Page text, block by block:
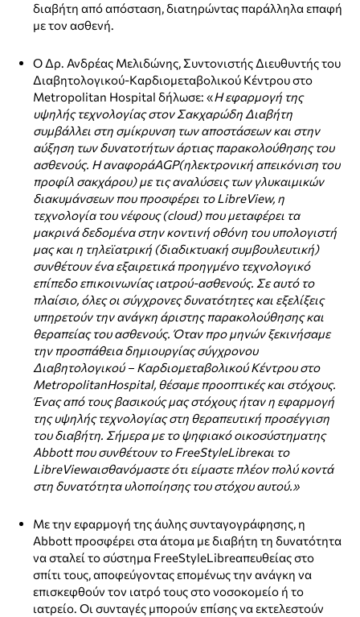
διαβήτη από απόσταση, διατηρώντας παράλληλα επαφή
με τον ασθενή.
Ο Δρ. Ανδρέας Μελιδώνης, Συντονιστής Διευθυντής του
Διαβητολογικού-Καρδιομεταβολικού Κέντρου στο
Metropolitan Hospital δήλωσε: «Η εφαρμογή της
υψηλής τεχνολογίας στον Σακχαρώδη Διαβήτη
συμβάλλει στη σμίκρυνση των αποστάσεων και στην
αύξηση των δυνατοτήτων άρτιας παρακολούθησης του
ασθενούς. Η αναφοράAGP(ηλεκτρονική απεικόνιση του
προφίλ σακχάρου) με τις αναλύσεις των γλυκαιμικών
διακυμάνσεων που προσφέρει τοLibreView, η
τεχνολογία του νέφους (cloud) που μεταφέρει τα
μακρινά δεδομένα στην κοντινή οθόνη του υπολογιστή
μας και η τηλεϊατρική (διαδικτυακή συμβουλευτική)
συνθέτουν ένα εξαιρετικά προηγμένο τεχνολογικό
επίπεδο επικοινωνίας ιατρού-ασθενούς. Σε αυτό το
πλαίσιο, όλες οι σύγχρονες δυνατότητες και εξελίξεις
υπηρετούν την ανάγκη άριστης παρακολούθησης και
θεραπείας του ασθενούς. Όταν προ μηνών ξεκινήσαμε
την προσπάθεια δημιουργίας σύγχρονου
Διαβητολογικού – Καρδιομεταβολικού Κέντρου στο
MetropolitanHospital, θέσαμε προοπτικές και στόχους.
Ένας από τους βασικούς μας στόχους ήταν η εφαρμογή
της υψηλής τεχνολογίας στη θεραπευτική προσέγγιση
του διαβήτη. Σήμερα με το ψηφιακό οικοσύστηματης
Abbottπου συνθέτουν τοFreeStyleLibreκαι το
LibreViewαισθανόμαστε ότι είμαστε πλέον πολύ κοντά
στη δυνατότητα υλοποίησης του στόχου αυτού.»
Με την εφαρμογή της άυλης συνταγογράφησης, η
Abbott προσφέρει στα άτομα με διαβήτη τη δυνατότητα
να σταλεί το σύστημα FreeStyleLibreαπευθείας στο
σπίτι τους, αποφεύγοντας επομένως την ανάγκη να
επισκεφθούν τον ιατρό τους στο νοσοκομείο ή το
ιατρείο. Οι συνταγές μπορούν επίσης να εκτελεστούν